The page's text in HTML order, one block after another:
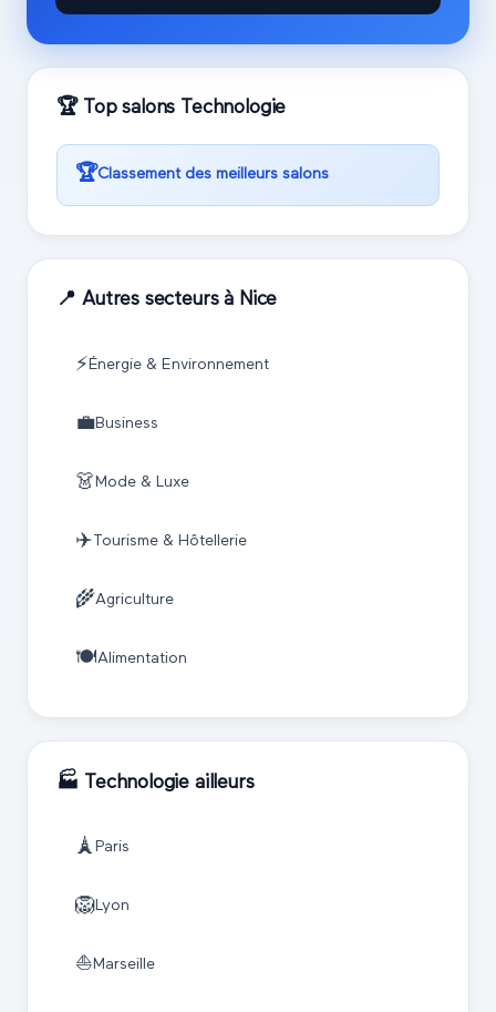
🏆 Top salons Technologie
🏆Classement des meilleurs salons
📍 Autres secteurs à Nice
⚡ Énergie & Environnement
💼Business
👗 Mode & Luxe
✈️ Tourisme & Hôtellerie
🌾Agriculture
🍽️Alimentation
🏭 Technologie ailleurs
🗼 Paris
🦁Lyon
⛵ Marseille